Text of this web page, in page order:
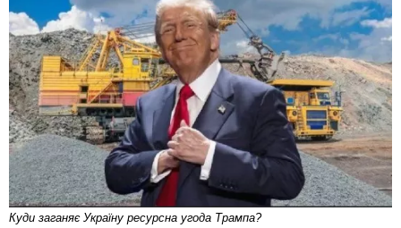
Куди заганяє Україну ресурсна угода Трампа?